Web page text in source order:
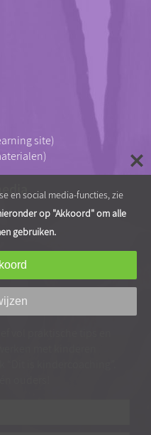
site)
en social media-functies, zie
op "Akkoord" om alle
gebruiken.